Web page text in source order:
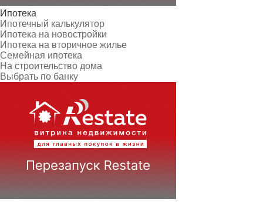
Ипотека
Ипотечный калькулятор
Ипотека на новостройки
Ипотека на вторичное жилье
Семейная ипотека
На строительство дома
Выбрать по банку